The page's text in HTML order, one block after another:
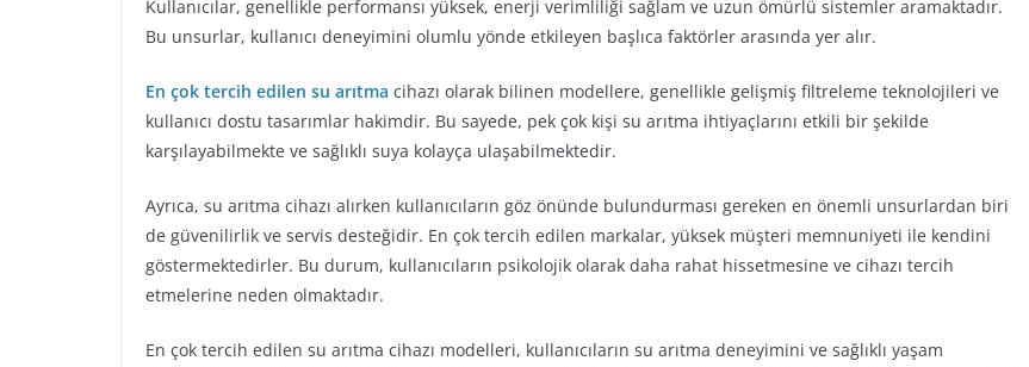
Kullanıcılar, genellikle performansı yüksek, enerji verimliliği sağlam ve uzun ömürlü sistemler aramaktadır.
Bu unsurlar, kullanıcı deneyimini olumlu yönde etkileyen başlıca faktörler arasında yer alır.
En çok tercih edilen su arıtma cihazı olarak bilinen modellere, genellikle gelişmiş filtreleme teknolojileri ve
kullanıcı dostu tasarımlar hakimdir. Bu sayede, pek çok kişi su arıtma ihtiyaçlarını etkili bir şekilde
karşılayabilmekte ve sağlıklı suya kolayça ulaşabilmektedir.
Ayrıca, su arıtma cihazı alırken kullanıcıların göz önünde bulundurması gereken en önemli unsurlardan biri
de güvenilirlik ve servis desteğidir. En çok tercih edilen markalar, yüksek müşteri memnuniyeti ile kendini
göstermektedirler. Bu durum, kullanıcıların psikolojik olarak daha rahat hissetmesine ve cihazı tercih
etmelerine neden olmaktadır.
En çok tercih edilen su arıtma cihazı modelleri, kullanıcıların su arıtma deneyimini ve sağlıklı yaşam